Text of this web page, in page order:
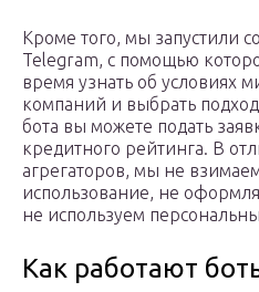
Кроме того, мы запустили
Telegram, с помощью
время узнать об условиях
компаний и выбрать
бота вы можете подать
кредитного рейтинга. В
агрегаторов, мы не
использование, не
не используем
Как работают